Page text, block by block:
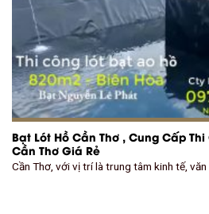
Bạt Lót Hồ Cần Thơ , Cung Cấp
Cần Thơ Giá Rẻ
Cần Thơ, với vị trí là trung tâm kinh tế,